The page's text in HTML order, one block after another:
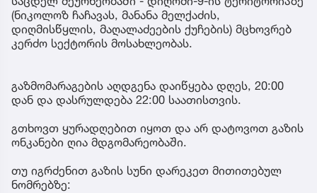
(ნიკოლოზ ჩაჩავას, მანანა მელქაძის,
დიღმისწყლის, მაღალაძეების ქუჩების) მცხოვრებ
კერძო სექტორის მოსახლეობას.
გაზმომარაგების აღდგენა დაიწყება დღეს, 20:00
დან და დასრულდება 22:00 საათისთვის.
გთხოვთ ყურადღებით იყოთ და არ დატოვოთ გაზის
ონკანები ღია მდგომარეობაში.
თუ იგრძენით გაზის სუნი დარეკეთ მითითებულ
ნომრებზე: